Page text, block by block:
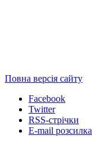
Повна версія сайту
Facebook
Twitter
RSS-стрічки
E-mail розсилка